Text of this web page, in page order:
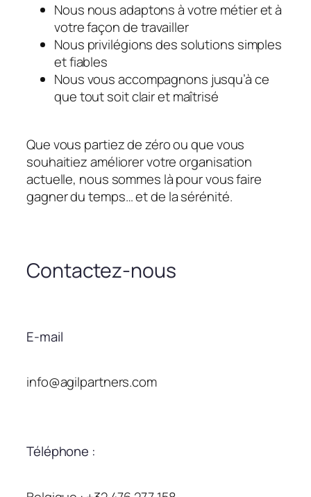
Nous nous adaptons à votre métier et à
votre façon de travailler
Nous privilégions des solutions simples
et fiables
Nous vous accompagnons jusqu’à ce
que tout soit clair et maîtrisé
Que vous partiez de zéro ou que vous
souhaitiez améliorer votre organisation
actuelle, nous sommes là pour vous faire
gagner du temps… et de la sérénité.
Contactez-nous
E-mail
info@agilpartners.com
Téléphone :